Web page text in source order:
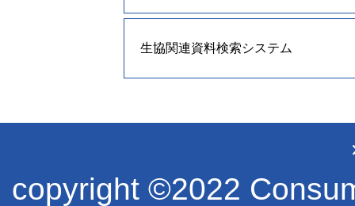
生協関連資料検索システム
copyright ©2022